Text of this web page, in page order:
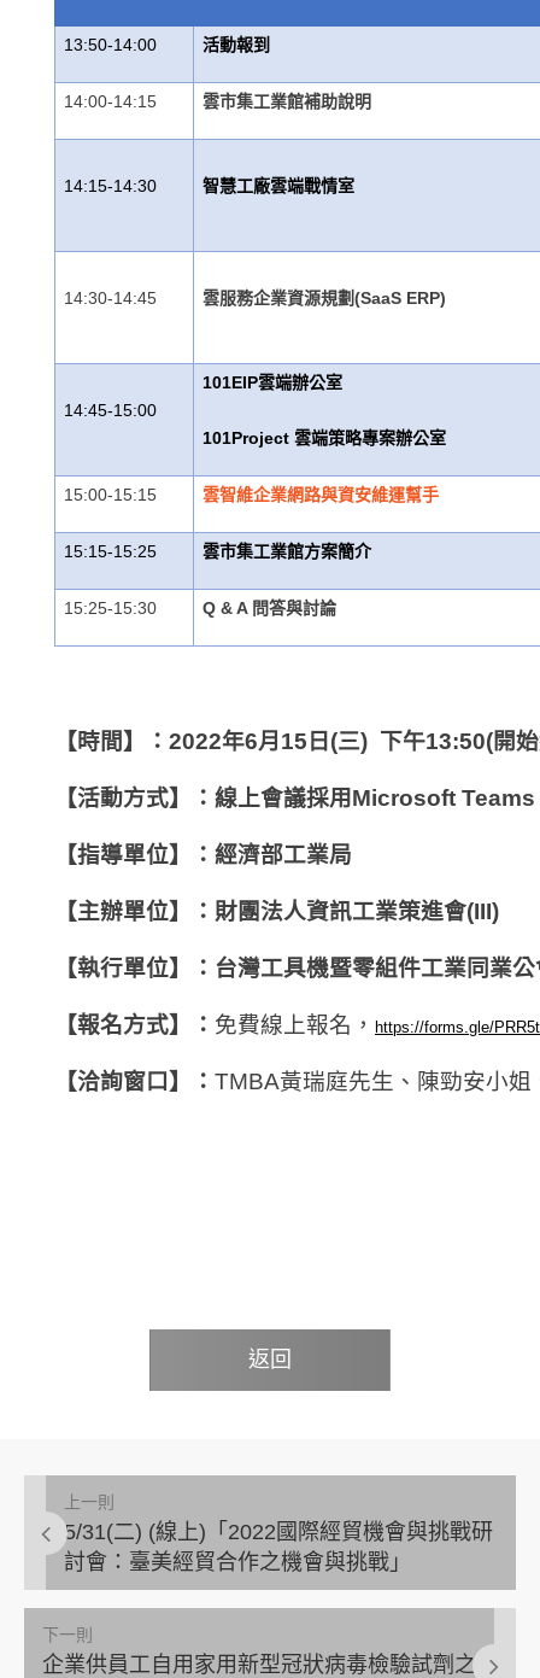
13:50-14:00 活動報到
14:00-14:15 雲市集工業館補助說明
14:15-14:30 智慧工廠雲端戰情室
14:30-14:45 雲服務企業資源規劃(SaaS ERP)
14:45-15:00
101EIP雲端辦公室
101Project 雲端策略專案辦公室
15:00-15:15 雲智維企業網路與資安維運幫手
15:15-15:25 雲市集工業館方案簡介
15:25-15:30 Q & A 問答與討論
【時間】：2022年6月15日(三) 下午13:50(開
【活動方式】：線上會議採用Microsoft
【指導單位】：經濟部工業局
【主辦單位】：財團法人資訊工業策進會(III)
【執行單位】：台灣工具機暨零組件工業同業
【報名方式】： 免費線上報名， https://forms.gle/
【洽詢窗口】： TMBA黃瑞庭先生、陳勁安小
返回
上一則
5/31(二) (線上)「2022國際經貿機會與挑戰研
討會：臺美經貿合作之機會與挑戰」
下一則
企業供員工自用家用新型冠狀病毒檢驗試劑之